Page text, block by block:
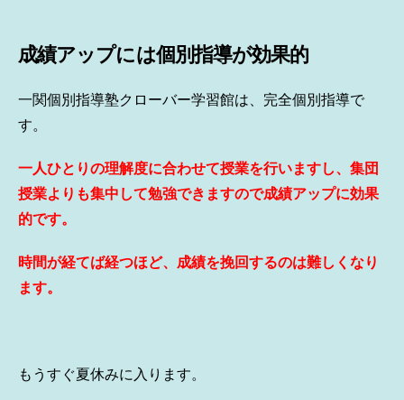
成績アップには個別指導が効果的
一関個別指導塾クローバー学習館は、完全個別指導で
す。
一人ひとりの理解度に合わせて授業を行いますし、集団
授業よりも集中して勉強できますので成績アップに効果
的です。
時間が経てば経つほど、成績を挽回するのは難しくなり
ます。
もうすぐ夏休みに入ります。